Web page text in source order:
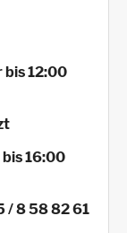
12:00
16:00
82 61